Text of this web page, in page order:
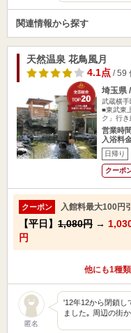
関連情報から探す
天然温泉 花鳥風月
4.1点/ 59
埼玉県
武蔵横
■東武東
ク」行
営業時
入浴料
日帰り
クーポ
クーポン 入館料最大100円
【平日】 1,080円 →
円
他にも1種
匿名
'12年12から閉鎖し
ました｡ 周辺の街